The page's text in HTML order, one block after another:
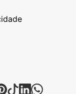
Pinterest
TiktokLinkedin
Whatsapp